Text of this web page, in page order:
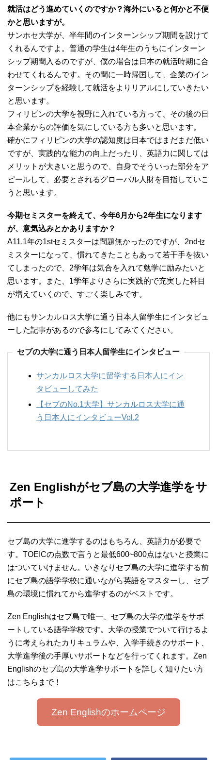
就活はどう進めていくのですか？海外にいると何かと不便
かと思いますが。
サンホセ大学が、半年間のインターンシップ期間を設けて
くれるんですよ。普通の学生は4年生のうちにインターン
シップ期間入るのですが、僕の場合は日本の就活時期に合
わせてくれるんです。その間に一時帰国して、企業のイン
ターンシップを経験して就活をよりリアルにしていきたい
と思います。
フィリピンの大学を視野に入れている方って、その後の日
本企業からの評価を気にしている方も多いと思います。
確かにフィリピンの大学の認知度は日本ではまだまだ低い
ですが、実践的な能力の向上だったり、英語力に関しては
メリットが大きいと思うので、自身でそういった部分をア
ピールして、必要とされるグローバル人財を目指していこ
うと思います。
今期セミスターを終えて、今年6月から2年生になります
が、意気込みとかありますか？
A11.1年の1stセミスターは問題無かったのですが、2ndセ
ミスターになって、慣れてきたこともあって若干手を抜い
てしまったので、2学年は気合を入れて勉学に励みたいと
思います。また、1学年よりさらに実践的で充実した科目
が増えていくので、すごく楽しみです。
他にもサンカルロス大学に通う日本人留学生にインタビュ
ーした記事があるので参考にしてみてください。
セブの大学に通う日本人留学生にインタビュー
サンカルロス大学に留学する日本人にイン
タビューしてみた
【セブのNo.1大学】サンカルロス大学に通
う日本人にインタビューVol.2
Zen Englishがセブ島の大学進学をサ
ポート
セブ島の大学に進学するのはもちろん、英語力が必要で
す。TOEICの点数で言うと最低600~800点はないと授業に
はついていけません。いきなりセブ島の大学に進学する前
にセブ島の語学学校に通いながら英語をマスターし、セブ
島の環境に慣れてから進学するのがベストです。
Zen Englishはセブ島で唯一、セブ島の大学の進学をサポ
ートしている語学学校です。大学の授業でついて行けるよ
うに考えられたカリキュラムや、入学手続きのサポート、
大学進学後の手厚いサポートなどを行ってくれます。Zen
Englishのセブ島の大学進学サポートを詳しく知りたい方
はこちらまで！
Zen Englishのホームページ